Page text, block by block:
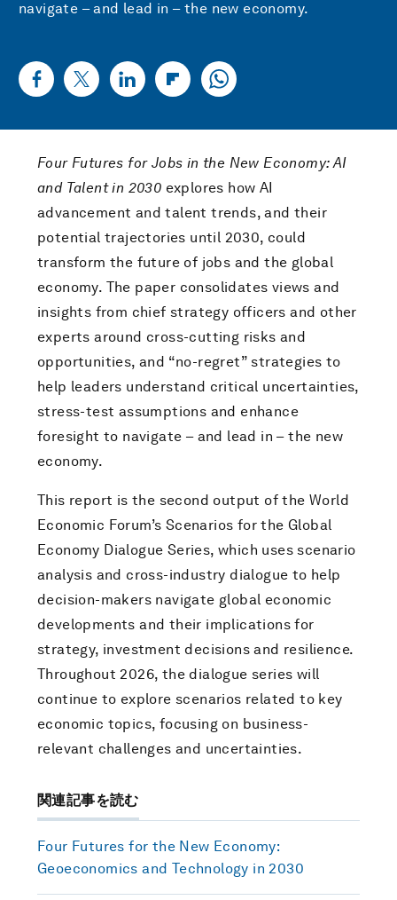
navigate – and lead in – the new economy.
Four Futures for Jobs in the New Economy: AI
and Talent in 2030 explores how AI
advancement and talent trends, and their
potential trajectories until 2030, could
transform the future of jobs and the global
economy. The paper consolidates views and
insights from chief strategy officers and other
experts around cross-cutting risks and
opportunities, and “no-regret” strategies to
help leaders understand critical uncertainties,
stress-test assumptions and enhance
foresight to navigate – and lead in – the new
economy.
This report is the second output of the World
Economic Forum’s Scenarios for the Global
Economy Dialogue Series, which uses scenario
analysis and cross-industry dialogue to help
decision-makers navigate global economic
developments and their implications for
strategy, investment decisions and resilience.
Throughout 2026, the dialogue series will
continue to explore scenarios related to key
economic topics, focusing on business-
relevant challenges and uncertainties.
関連記事を読む
Four Futures for the New Economy:
Geoeconomics and Technology in 2030